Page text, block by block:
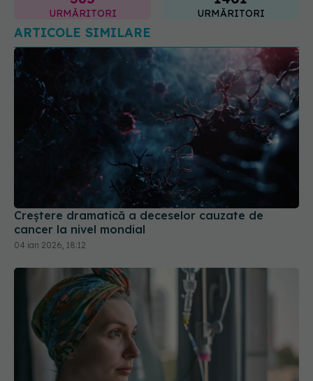
Creștere dramatică a deceselor cauzate de
cancer la nivel mondial
Efectul chimioterapiei asupra metastazelor